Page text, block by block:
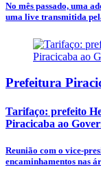
No mês passado, uma
uma live transmitida
Prefeitura
Tarifaço: prefeito
Piracicaba ao
Reunião com o vice-
encaminhamentos nas